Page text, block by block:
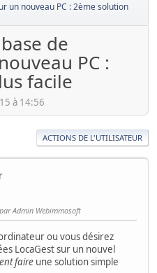
un nouveau PC : 2ème solution
de
PC :
facile
à 14:56
ACTIONS DE L'UTILISATEUR
Admin Webimmosoft
ou vous désirez
LocaGest sur un nouvel
faire une solution simple